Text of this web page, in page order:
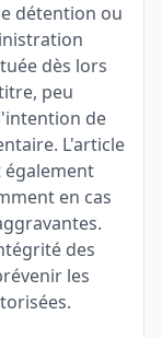
détention ou
dès lors
peu
de
L'article
également
en cas
des
les